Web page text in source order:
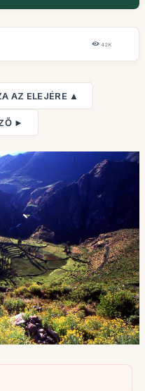
42K
AZ ELEJÉRE ▲
►